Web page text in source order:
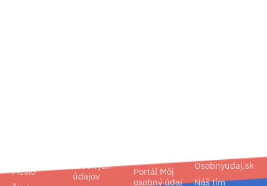
Mesto
osobných
údajov
Portál Môj
osobný údaj
Osobnyudaj.sk
Náš tím